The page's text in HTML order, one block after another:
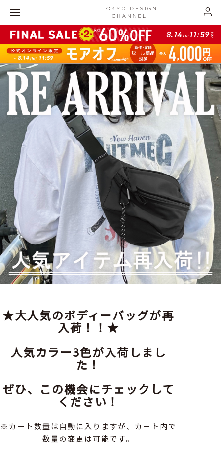
★大人気のボディーバッグが再
入荷！！★
人気カラー3色が入荷しまし
た！
ぜひ、この機会にチェックして
ください！
※カート数量は自動に入りますが、カート内で
数量の変更は可能です。